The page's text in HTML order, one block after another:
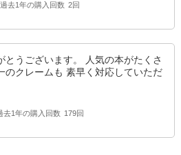
過去1年の購入回数 2回
とうございます。 人気の本がたくさ
のクレームも 素早く対応していただ
去1年の購入回数 179回